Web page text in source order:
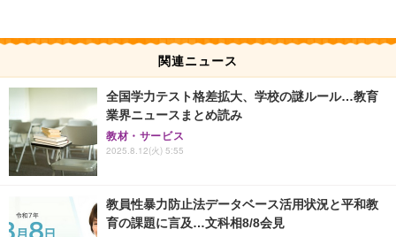
関連ニュース
全国学力テスト格差拡大、学校の謎ルール…教育
業界ニュースまとめ読み
教材・サービス
2025.8.12(火) 5:55
教員性暴力防止法データベース活用状況と平和教
育の課題に言及…文科相8/8会見